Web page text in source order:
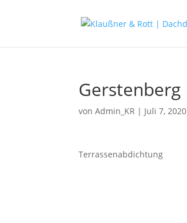
Gerstenberg
vonAdmin_KR | Juli 7, 2020
Terrassenabdichtung